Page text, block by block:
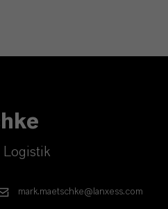
Logistik
mark.maetschke@lanxess.com